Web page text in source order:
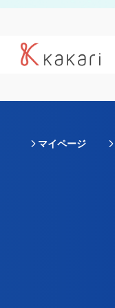
マイページ